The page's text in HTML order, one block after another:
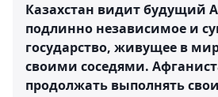
Казахстан видит будущий
подлинно независимое и
государство, живущее в
своими соседями.
продолжать выполнять свои